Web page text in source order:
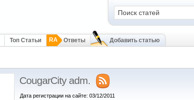
Топ Статьи RA Ответы Добавить статью
CougarCity adm.
Дата регистрации на сайте: 03/12/2011